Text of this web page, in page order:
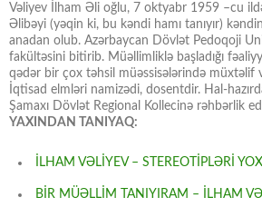
Vəliyev İlham Əli oğlu, 7 oktyabr 1959 –cu
Əlibəyi (yəqin ki, bu kəndi hamı tanıyır)
anadan olub. Azərbaycan Dövlət Pedoqoji
fakültəsini bitirib. Müəllimliklə başladığı
qədər bir çox təhsil müəssisələrində müxtəlif
İqtisad elmləri namizədi, dosentdir. Hal-
Şamaxı Dövlət Regional Kollecinə rəhbərlik
YAXINDAN TANIYAQ:
İLHAM VƏLİYEV – STEREOTİPLƏRİ
BİR MÜƏLLİM TANIYIRAM – İLHAM